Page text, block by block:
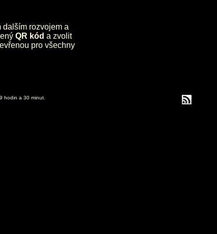
dalším rozvojem a
QR kód a zvolit
pro všechny
hodin a 30 minut.